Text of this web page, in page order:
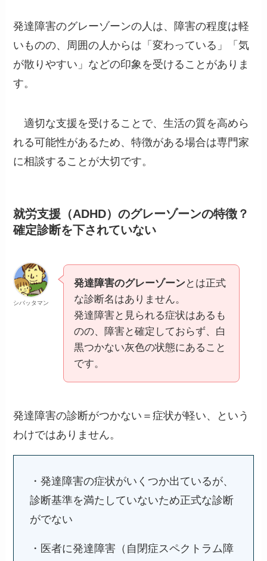
発達障害のグレーゾーンの人は、障害の程度は軽
いものの、周囲の人からは「変わっている」「気
が散りやすい」などの印象を受けることがありま
す。
適切な支援を受けることで、生活の質を高めら
れる可能性があるため、特徴がある場合は専門家
に相談することが大切です。
就労支援（ADHD）のグレーゾーンの特徴？
確定診断を下されていない
シバッタマン
発達障害のグレーゾーンとは正式
な診断名はありません。
発達障害と見られる症状はあるも
のの、障害と確定しておらず、白
黒つかない灰色の状態にあること
です。
発達障害の診断がつかない＝症状が軽い、という
わけではありません。
・発達障害の症状がいくつか出ているが、
診断基準を満たしていないため正式な診断
がでない
・医者に発達障害（自閉症スペクトラム障